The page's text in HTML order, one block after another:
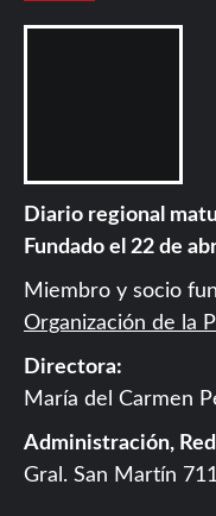
Diario regional
Fundado el 22 de
Miembro y socio
Organización de la
Directora:
María del Carmen
Administración,
Gral. San Martín